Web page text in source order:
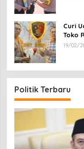
Curi
Toko
19/02/
Politik Terbaru